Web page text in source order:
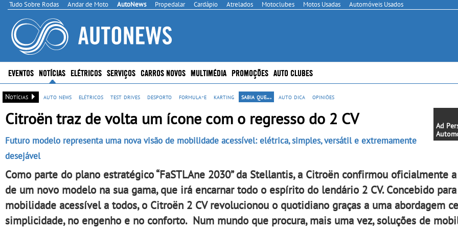
Tudo Sobre Rodas Andar de Moto AutoNews Propedalar Cardápio Atrelados Motoclubes Motos Usadas Automóveis Usados
EVENTOS NOTÍCIAS ELÉTRICOS SERVIÇOS CARROS NOVOS MULTIMÉDIA PROMOÇÕES AUTO CLUBES
Notícias auto news elétricos test drives desporto formula-e karting sabia que... auto dica opiniões
Ad
de
Citroën traz de volta um ícone com o regresso do 2 CV
Futuro modelo representa uma nova visão de mobilidade acessível: elétrica, simples, versátil e extremamente
desejável
Como parte do plano estratégico “FaSTLAne 2030” da Stellantis, a Citroën confirmou oficialmente
de um novo modelo na sua gama, que irá encarnar todo o espírito do lendário 2 CV. Concebido
mobilidade acessível a todos, o Citroën 2 CV revolucionou o quotidiano graças a uma abordagem
simplicidade, no engenho e no conforto. Num mundo que procura, mais uma vez, soluções de